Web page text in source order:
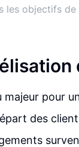
les objectifs
pour
des